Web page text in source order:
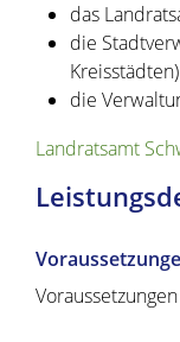
das
die
die
Landratsamt